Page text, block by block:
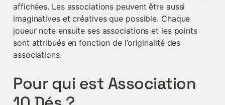
affichées. Les associations peuvent être aussi
imaginatives et créatives que possible. Chaque
joueur note ensuite ses associations et les points
sont attribués en fonction de l’originalité des
associations.
Pour qui est Association